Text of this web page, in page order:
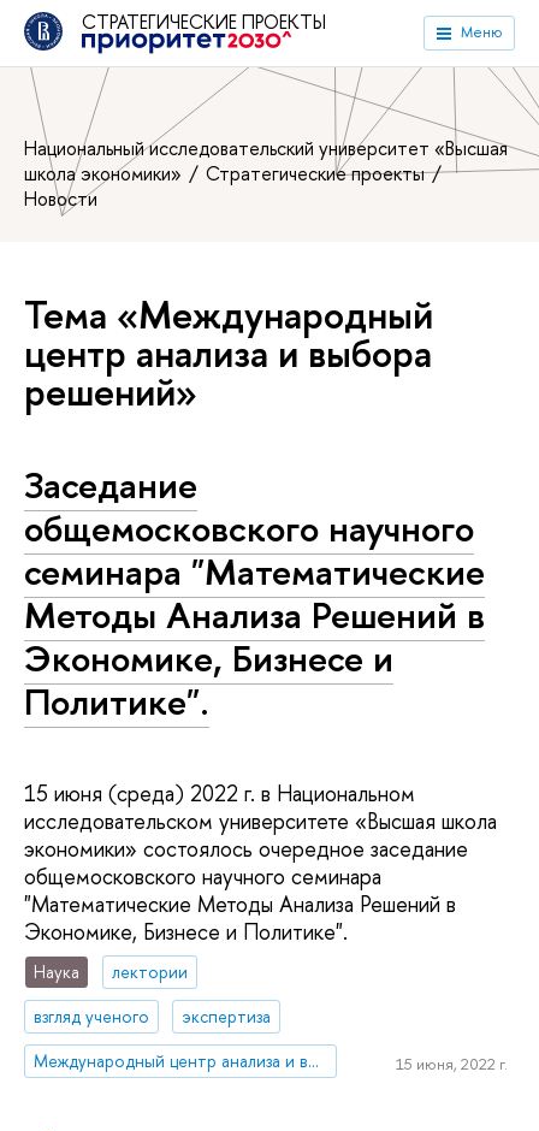
СТРАТЕГИЧЕСКИЕ ПРОЕКТЫ Меню
Национальный исследовательский университет «Высшая
школа экономики»
Стратегические проекты
Новости
Тема «Международный
центр анализа и выбора
решений»
Заседание
общемосковского научного
семинара "Математические
Методы Анализа Решений в
Экономике, Бизнесе и
Политике".
15 июня (среда) 2022 г. в Национальном
исследовательском университете «Высшая школа
экономики» состоялось очередное заседание
общемосковского научного семинара
"Математические Методы Анализа Решений в
Экономике, Бизнесе и Политике".
Наука
лектории
взгляд ученого
экспертиза
Международный центр анализа и выбора решений
15 июня, 2022 г.